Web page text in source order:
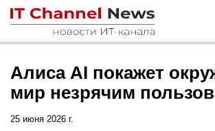
Алиса AI покажет
мир незрячим
25 июня 2026 г.